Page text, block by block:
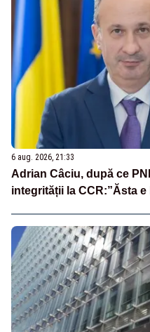
6 aug. 2026, 21:33
Adrian Câciu, după ce
integrității la CCR:”Ăsta